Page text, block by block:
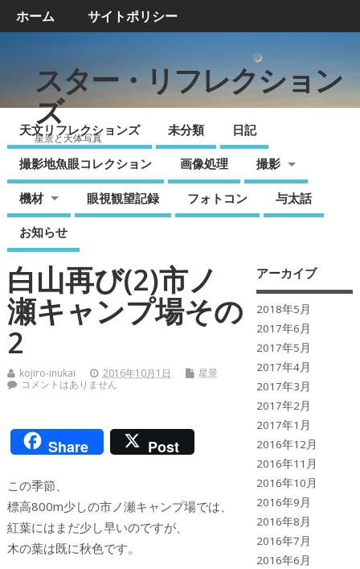
ホーム サイトポリシー
スター・リフレクション
ズ
星景と天体写真
天文リフレクションズ 未分類 日記
撮影地魚眼コレクション 画像処理 撮影
機材 眼視観望記録 フォトコン 与太話
お知らせ
白山再び(2)市ノ
瀬キャンプ場その
2
kojiro-inukai 2016年10月1日
星景
コメントはありません
Share Post
この季節、
標高800m少しの市ノ瀬キャンプ場では、
紅葉にはまだ少し早いのですが、
木の葉は既に秋色です。
アーカイブ
2018年5月
2017年6月
2017年5月
2017年4月
2017年3月
2017年2月
2017年1月
2016年12月
2016年11月
2016年10月
2016年9月
2016年8月
2016年7月
2016年6月